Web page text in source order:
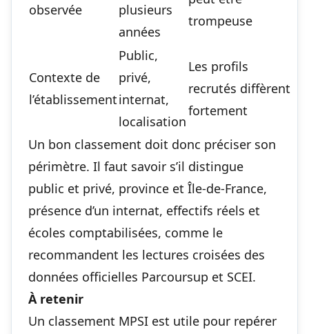
observée
plusieurs
années
trompeuse
Contexte de
l’établissement
Public,
privé,
internat,
localisation
Les profils
recrutés diffèrent
fortement
Un bon classement doit donc préciser son
périmètre. Il faut savoir s’il distingue
public et privé, province et Île-de-France,
présence d’un internat, effectifs réels et
écoles comptabilisées, comme le
recommandent les lectures croisées des
données officielles Parcoursup et SCEI.
À retenir
Un classement MPSI est utile pour repérer